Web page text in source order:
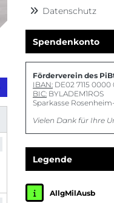
Datenschutz
Spendenkonto
Förderverein des
IBAN: DE02 7115 0000
BIC: BYLADEM1ROS
Sparkasse
Vielen Dank für Ihre
Legende
AllgMilAusb